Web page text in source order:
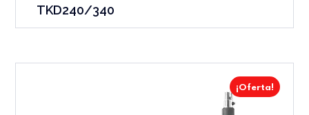
TKD240/340
¡Oferta!